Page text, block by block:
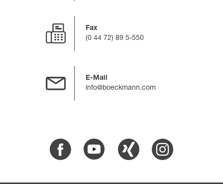
Fax
(0 44 72) 89 5-550
E-Mail
info@boeckmann.com
Facebook Youtube Xing Instagram